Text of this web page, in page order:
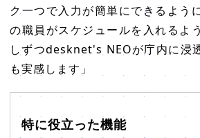
ク一つで入力が簡単にできるよう
の職員がスケジュールを入れるよ
しずつdesknet's NEOが庁内に浸
も実感します」
特に役立った機能